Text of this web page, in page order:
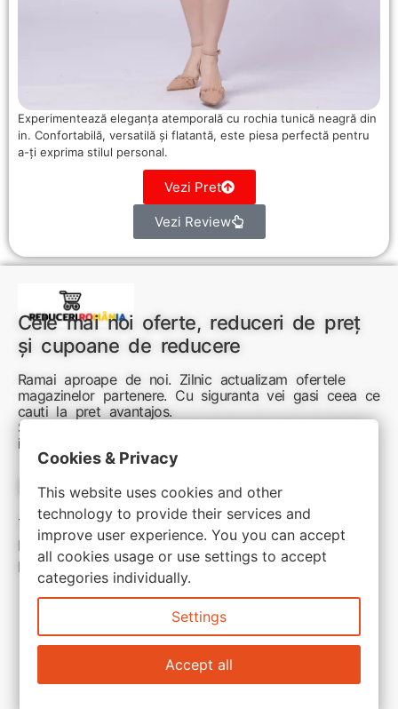
Experimentează eleganța atemporală cu rochia tunică neagră din
in. Confortabilă, versatilă și flatantă, este piesa perfectă pentru
a-ți exprima stilul personal.
Vezi Pret
Vezi Review
Cele mai noi oferte, reduceri de preț
și cupoane de reducere
Ramai aproape de noi. Zilnic actualizam ofertele
magazinelor partenere. Cu siguranta vei gasi ceea ce
cauti la pret avantajos.
Sunteti aici pentru reduceri inteligente si cumpărături
inspirate
Link-uri utile:
Termeni si conditii
Politica de confidentialitate
Politica de cookie
Cookies & Privacy
This website uses cookies and other
technology to provide their services and
improve user experience. You you can accept
all cookies usage or use settings to accept
categories individually.
Settings
Accept all